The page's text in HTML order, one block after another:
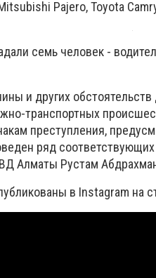
Pajero, Toyota
семь человек -
и других
транспортных
преступления,
ряд
Алматы Рустам
в Instagram на